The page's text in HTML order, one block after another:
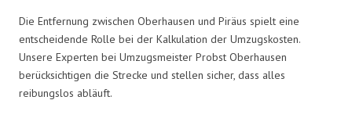
Die Entfernung zwischen Oberhausen und Piräus spielt eine
entscheidende Rolle bei der Kalkulation der Umzugskosten.
Unsere Experten bei Umzugsmeister Probst Oberhausen
berücksichtigen die Strecke und stellen sicher, dass alles
reibungslos abläuft.